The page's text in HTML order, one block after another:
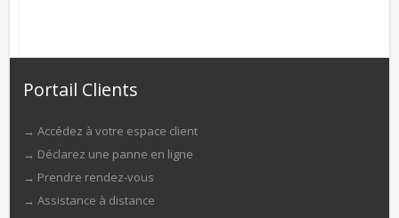
Portail Clients
→ Accédez à votre espace client
→ Déclarez une panne en ligne
→ Prendre rendez-vous
→ Assistance à distance